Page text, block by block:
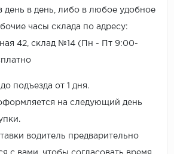
день в день, либо в любое удобное
часы склада по адресу:
42, склад №14 (Пн - Пт 9:00-
подъезда от 1 дня.
на следующий день
водитель предварительно